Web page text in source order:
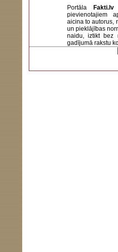
Portāla
pievienotajiem
aicina to autorus,
un pieklājības
naidu, iztikt bez
gadījumā rakstu